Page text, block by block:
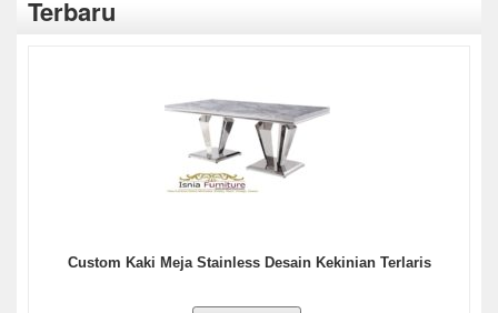
Terbaru
Custom Kaki Meja Stainless Desain Kekinian Terlaris